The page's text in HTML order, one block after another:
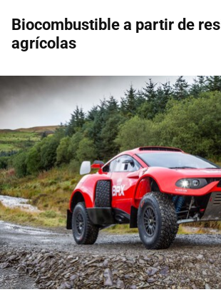
Biocombustible a partir de
agrícolas